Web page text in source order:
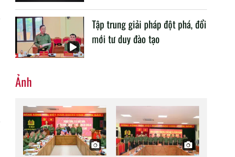
Tập trung giải pháp đột phá, đổi
mới tư duy đào tạo
Ảnh